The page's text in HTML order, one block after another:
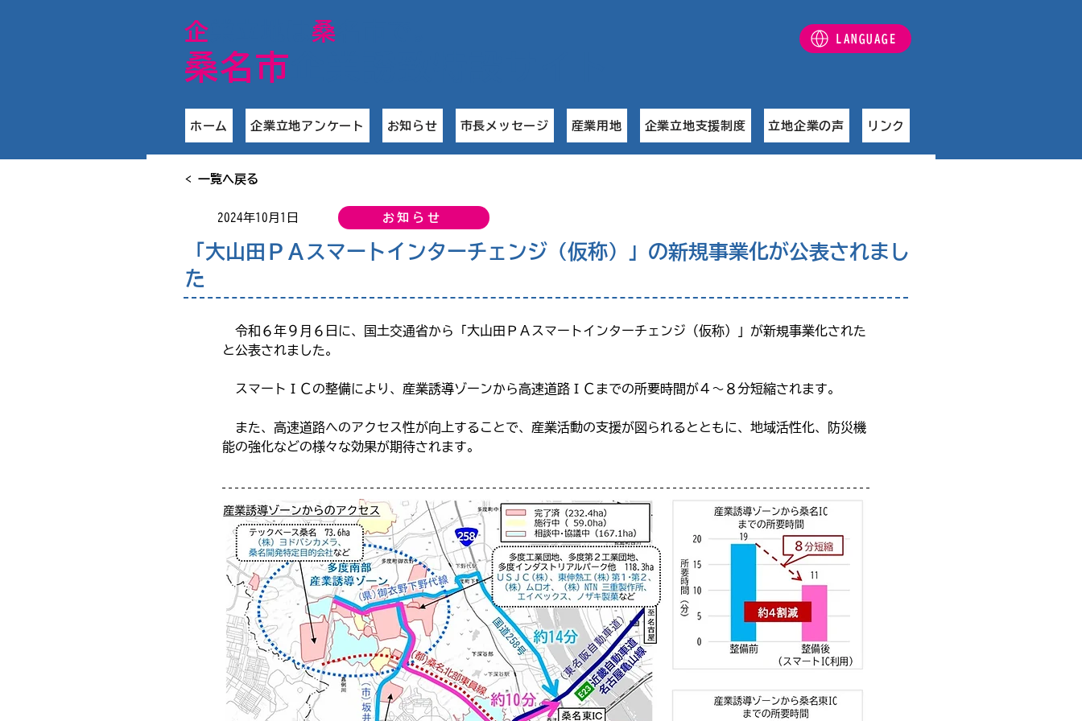
​企 桑
桑名市
LANGUAGE
ホーム 企業立地アンケート お知らせ 市長メッセージ 産業用地 企業立地支援制度 立地企業の声 リンク
< 一覧へ戻る
2024年10月1日
「大山田ＰＡスマートインターチェンジ（仮称）」の新規事業化が公表されまし
た
令和６年９月６日に、国土交通省から「大山田ＰＡスマートインターチェンジ（仮称）」が新規事業化された
と公表されました。
スマートＩＣの整備により、産業誘導ゾーンから高速道路ＩＣまでの所要時間が４～８分短縮されます。
また、高速道路へのアクセス性が向上することで、産業活動の支援が図られるとともに、地域活性化、防災機
能の強化などの様々な効果が期待されます。
お知らせ